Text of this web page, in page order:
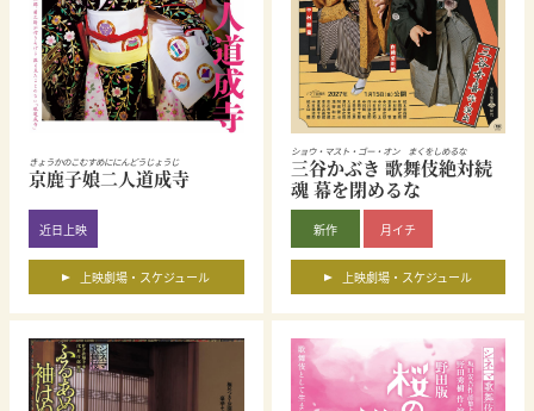
きょうかのこむすめににんどうじょうじ
京鹿子娘二人道成寺
近日上映
上映劇場・スケジュール
ショウ・マスト・ゴー・オン まくをしめるな
三谷かぶき 歌舞伎絶対続
魂 幕を閉めるな
新作 月イチ
上映劇場・スケジュール